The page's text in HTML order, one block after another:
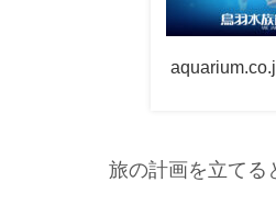
旅の計画を立てる